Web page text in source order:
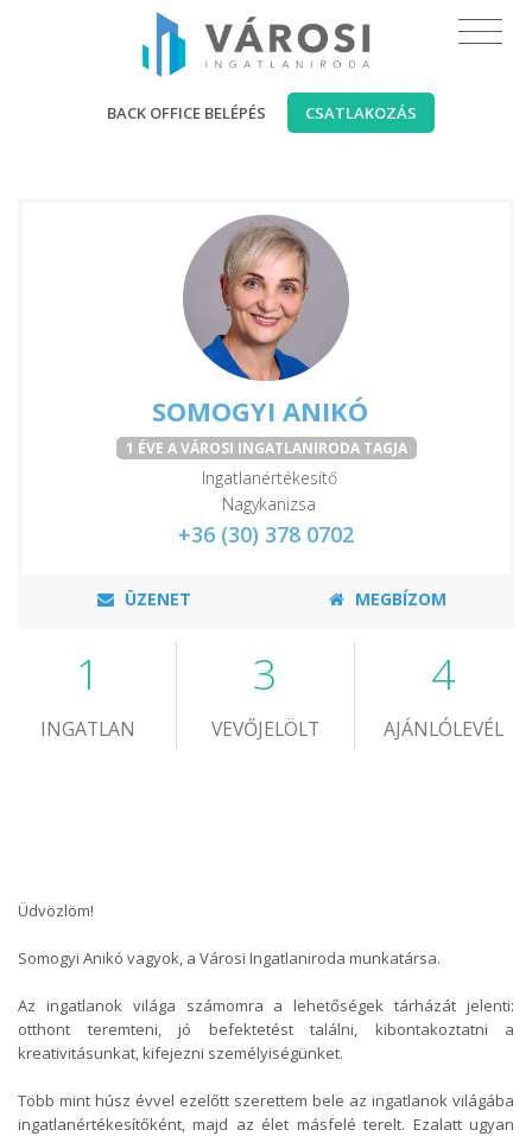
BACK OFFICE BELÉPÉS CSATLAKOZÁS
SOMOGYI ANIKÓ
1 ÉVE A VÁROSI INGATLANIRODA TAGJA
Ingatlanértékesítő
Nagykanizsa
+36 (30) 378 0702
ÜZENET MEGBÍZOM
1
INGATLAN
3
VEVŐJELÖLT
4
AJÁNLÓLEVÉL
Üdvözlöm!
Somogyi Anikó vagyok, a Városi Ingatlaniroda munkatársa.
Az ingatlanok világa számomra a lehetőségek tárházát jelenti:
otthont teremteni, jó befektetést találni, kibontakoztatni a
kreativitásunkat, kifejezni személyiségünket.
Több mint húsz évvel ezelőtt szerettem bele az ingatlanok világába
ingatlanértékesítőként, majd az élet másfelé terelt. Ezalatt ugyan